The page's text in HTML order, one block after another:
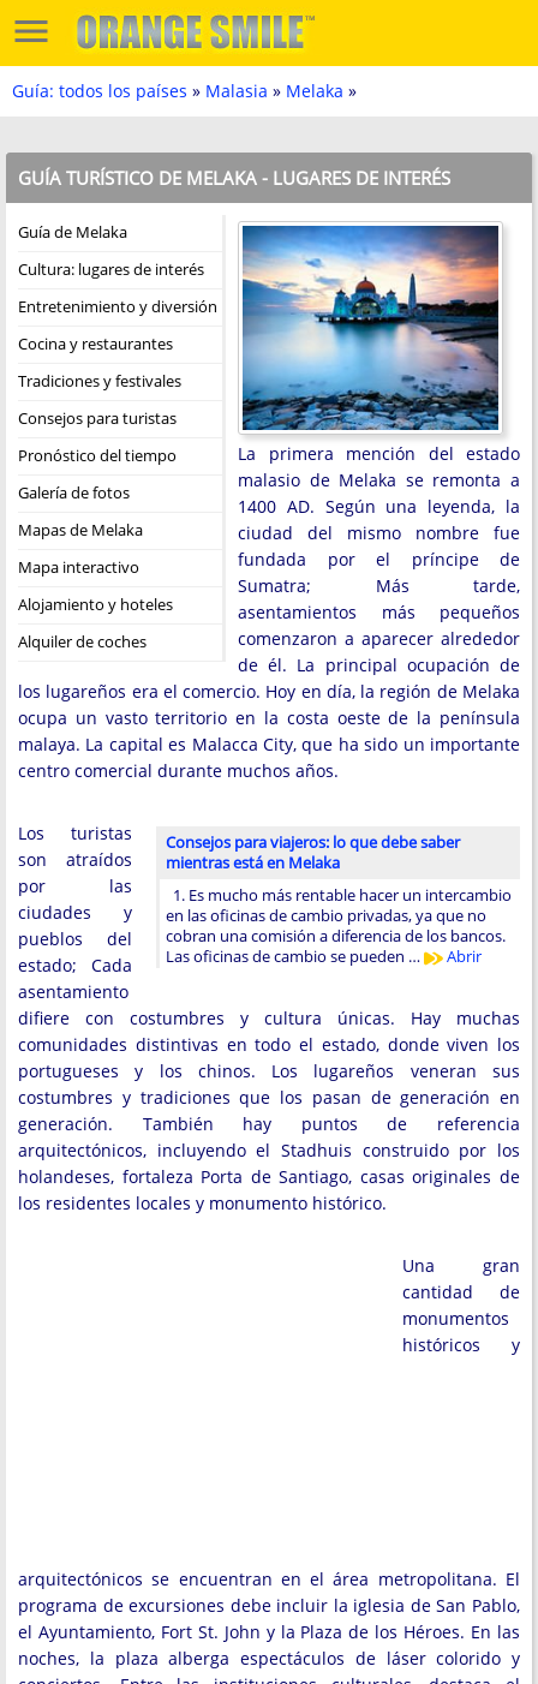
Guía: todos los países » Malasia » Melaka »
GUÍA TURÍSTICO DE MELAKA - LUGARES DE INTERÉS
Guía de Melaka
Cultura: lugares de interés
Entretenimiento y diversión
Cocina y restaurantes
Tradiciones y festivales
Consejos para turistas
Pronóstico del tiempo
Galería de fotos
Mapas de Melaka
Mapa interactivo
Alojamiento y hoteles
Alquiler de coches
La primera mención del estado
malasio de Melaka se remonta a
1400 AD. Según una leyenda, la
ciudad del mismo nombre fue
fundada por el príncipe de
Sumatra; Más tarde,
asentamientos más pequeños
comenzaron a aparecer alrededor
de él. La principal ocupación de
los lugareños era el comercio. Hoy en día, la región de Melaka
ocupa un vasto territorio en la costa oeste de la península
malaya. La capital es Malacca City, que ha sido un importante
centro comercial durante muchos años.
Consejos para viajeros: lo que debe saber
mientras está en Melaka
1. Es mucho más rentable hacer un intercambio
en las oficinas de cambio privadas, ya que no
cobran una comisión a diferencia de los bancos.
Las oficinas de cambio se pueden …
Abrir
Los turistas
son atraídos
por las
ciudades y
pueblos del
estado; Cada
asentamiento
difiere con costumbres y cultura únicas. Hay muchas
comunidades distintivas en todo el estado, donde viven los
portugueses y los chinos. Los lugareños veneran sus
costumbres y tradiciones que los pasan de generación en
generación. También hay puntos de referencia
arquitectónicos, incluyendo el Stadhuis construido por los
holandeses, fortaleza Porta de Santiago, casas originales de
los residentes locales y monumento histórico.
Una gran
cantidad de
monumentos
históricos y
arquitectónicos se encuentran en el área metropolitana. El
programa de excursiones debe incluir la iglesia de San Pablo,
el Ayuntamiento, Fort St. John y la Plaza de los Héroes. En las
noches, la plaza alberga espectáculos de láser colorido y